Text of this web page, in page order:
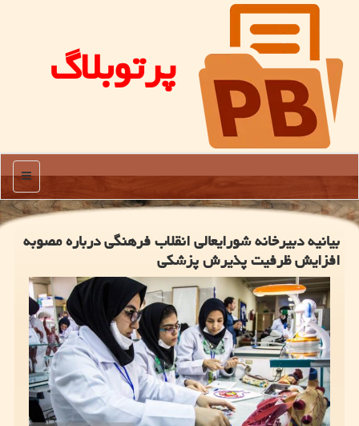
پرتوبلاگ
منو
بیانیه دبیرخانه شورایعالی انقلاب فرهنگی درباره مصوبه
افزایش ظرفیت پذیرش پزشکی